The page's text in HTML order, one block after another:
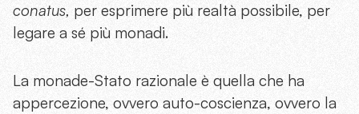
conatus, per esprimere più realtà possibile, per
legare a sé più monadi.
La monade-Stato razionale è quella che ha
appercezione, ovvero auto-coscienza, ovvero la